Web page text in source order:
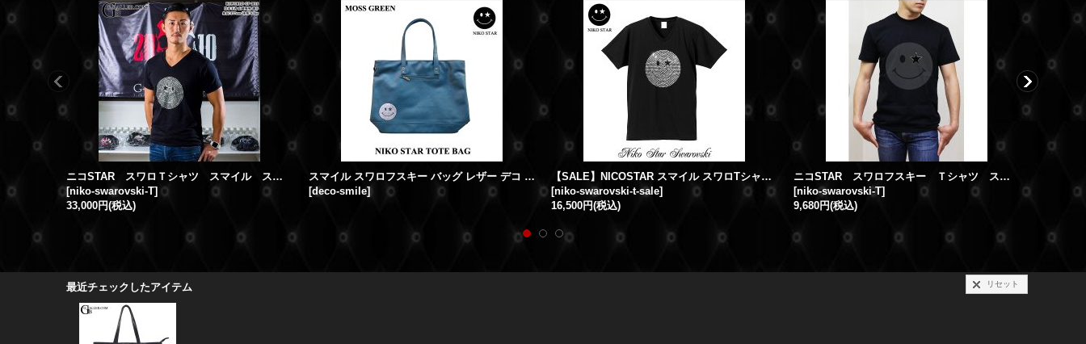
ニコSTAR スワロＴシャツ スマイル スワロフスキー 半袖 ニコチャン
[niko-swarovski-T]
33,000円(税込)
スマイル スワロフスキー バッグ レザー デコ スワロ
[deco-smile]
【SALE】NICOSTAR スマイル スワロTシャツ Mサイズ
[niko-swarovski-t-sale]
16,500円(税込)
ニコSTAR スワロフスキー Ｔシャツ スマイル スワロ 半袖 ニコチャン
[niko-swarovski-T]
9,680円(税込)
nty-
最近チェックしたアイテム リセット